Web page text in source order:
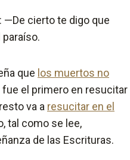
cierto te digo que
que los muertos no
fue el primero en resucitar
va a resucitar en el
tal como se lee,
de las Escrituras.